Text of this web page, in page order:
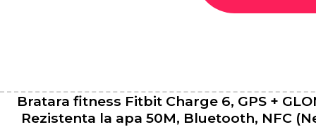
Bratara fitness Fitbit Charge 6, GPS +
Rezistenta la apa 50M, Bluetooth, NFC